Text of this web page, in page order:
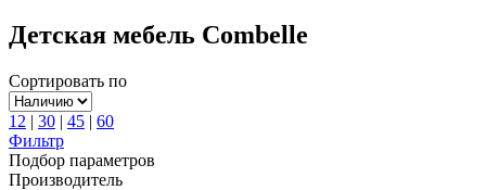
Детская мебель Combelle
Сортировать по
12 | 30 | 45 | 60
Фильтр
Подбор параметров
Производитель